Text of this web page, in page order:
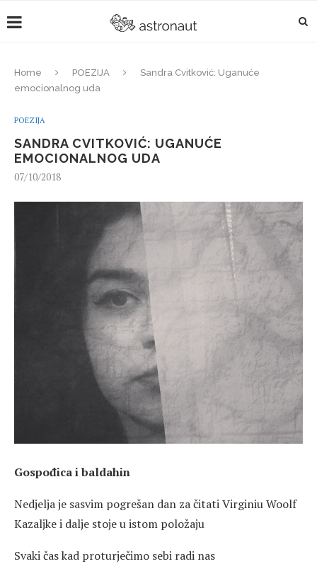
Home POEZIJA
Sandra Cvitković: Uganuće
emocionalnog uda
POEZIJA
SANDRA CVITKOVIĆ: UGANUĆE
EMOCIONALNOG UDA
07/10/2018
Gospođica i baldahin
Nedjelja je sasvim pogrešan dan za čitati Virginiu Woolf
Kazaljke i dalje stoje u istom položaju
Svaki čas kad proturječimo sebi radi nas